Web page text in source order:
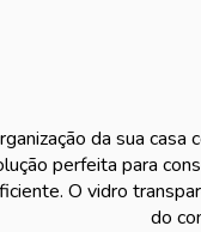
da sua
perfeita para
O vidro
do